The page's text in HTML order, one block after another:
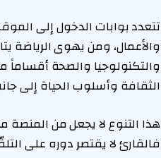
تتعدد بوابات الدخول إلى
والتكنولوجيا والصحة أقساماً
الثقافة وأسلوب الحياة إلى
هذا التنوع لا يجعل من المنصة
فالقارئ لا يقتصر دوره على